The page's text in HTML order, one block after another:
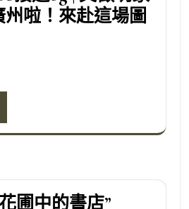
州啦！來赴這場圖
圃中的書店”